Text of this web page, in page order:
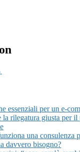
essenziali per un e-
la rilegatura giusta per
una consulenza
davvero bisogno?